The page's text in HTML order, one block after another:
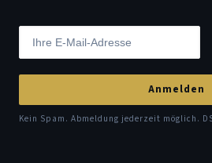
Anmelden
Kein Spam. Abmeldung jederzeit möglich.